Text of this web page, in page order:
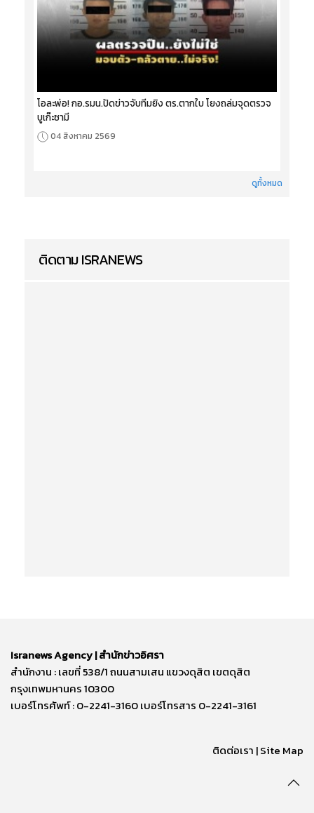
โอละพ่อ! กอ.รมน.ปัดข่าวจับทีมยิง ตร.ตากใบ โยงถล่มจุดตรวจ
บูเก๊ะซามี
04 สิงหาคม 2569
ดูทั้งหมด
ติดตาม ISRANEWS
Isranews Agency | สำนักข่าวอิศรา
สำนักงาน : เลขที่ 538/1 ถนนสามเสน แขวงดุสิต เขตดุสิต
กรุงเทพมหานคร 10300
เบอร์โทรศัพท์ : 0-2241-3160 เบอร์โทรสาร 0-2241-3161
ติดต่อเรา | Site Map